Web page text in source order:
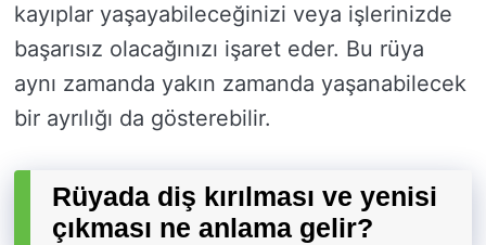
kayıplar yaşayabileceğinizi veya işlerinizde
başarısız olacağınızı işaret eder. Bu rüya
aynı zamanda yakın zamanda yaşanabilecek
bir ayrılığı da gösterebilir.
Rüyada diş kırılması ve yenisi
çıkması ne anlama gelir?